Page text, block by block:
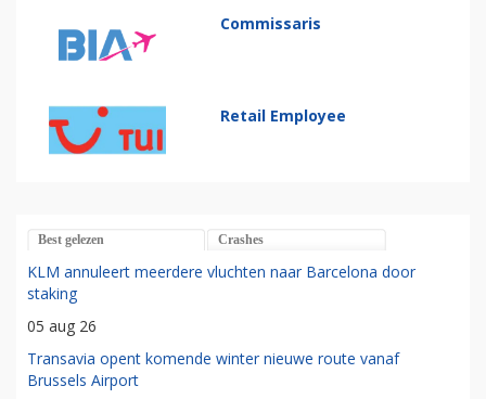
Commissaris
Retail Employee
Best gelezen Crashes
KLM annuleert meerdere vluchten naar Barcelona door
staking
05 aug 26
Transavia opent komende winter nieuwe route vanaf
Brussels Airport